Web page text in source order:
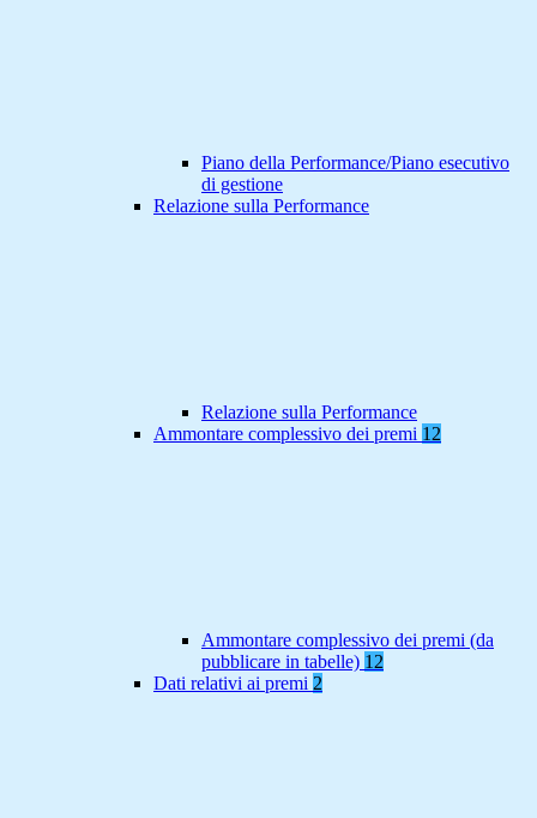
Piano della Performance/Piano esecutivo
di gestione
Relazione sulla Performance
Relazione sulla Performance
Ammontare complessivo dei premi 12
Ammontare complessivo dei premi (da
pubblicare in tabelle) 12
Dati relativi ai premi 2